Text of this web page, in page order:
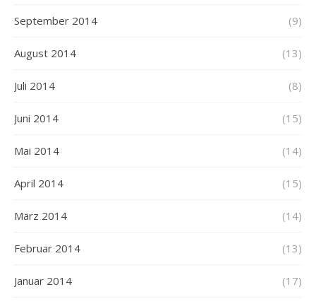
September 2014 (9)
August 2014 (13)
Juli 2014 (8)
Juni 2014 (15)
Mai 2014 (14)
April 2014 (15)
März 2014 (14)
Februar 2014 (13)
Januar 2014 (17)